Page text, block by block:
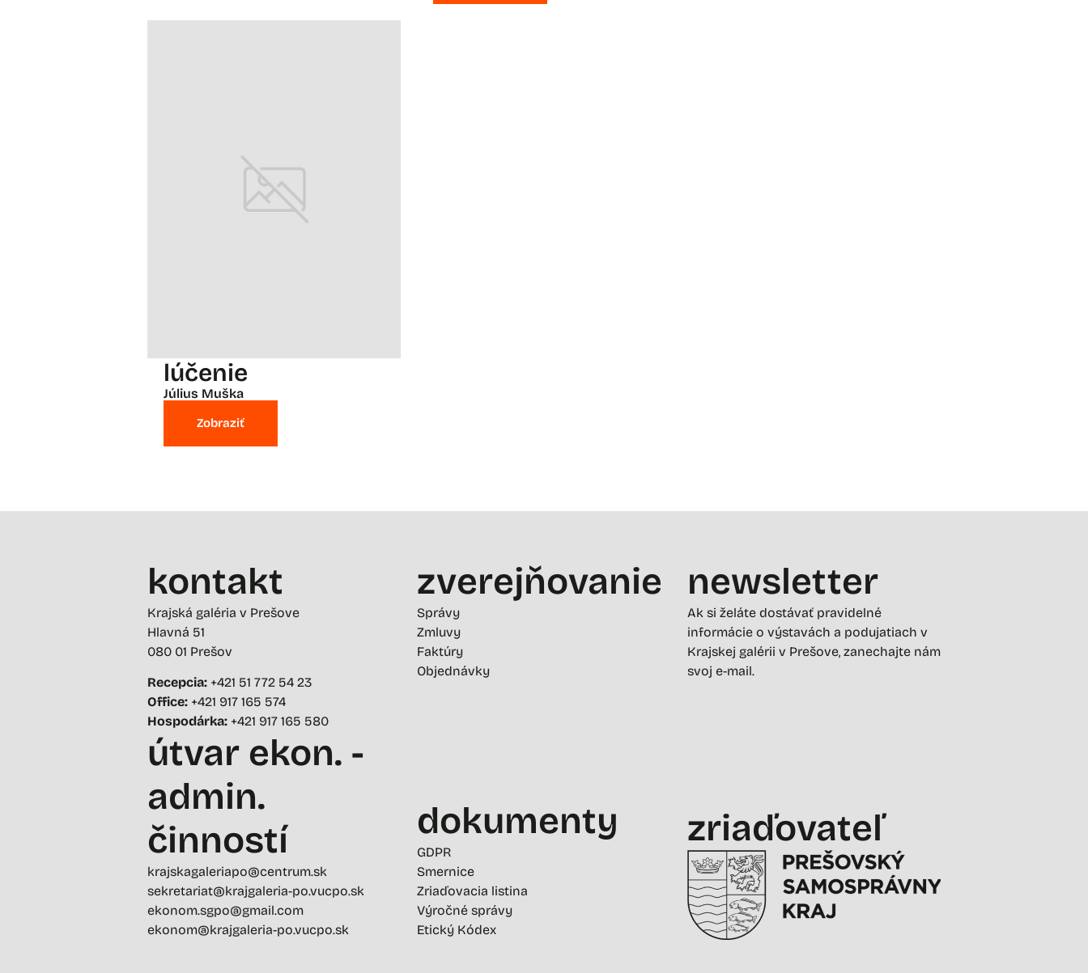
lúčenie
Július Muška
Zobraziť
kontakt
Krajská galéria v Prešove
Hlavná 51
080 01 Prešov
Recepcia: +421 51 772 54 23
Office: +421 917 165 574
Hospodárka: +421 917 165 580
útvar ekon. -
admin.
činností
krajskagaleriapo@centrum.sk
sekretariat@krajgaleria-po.vucpo.sk
ekonom.sgpo@gmail.com
ekonom@krajgaleria-po.vucpo.sk
zverejňovanie
Správy
Zmluvy
Faktúry
Objednávky
dokumenty
GDPR
Smernice
Zriaďovacia listina
Výročné správy
Etický Kódex
newsletter
Ak si želáte dostávať pravidelné
informácie o výstavách a podujatiach v
Krajskej galérii v Prešove, zanechajte nám
svoj e-mail.
zriaďovateľ